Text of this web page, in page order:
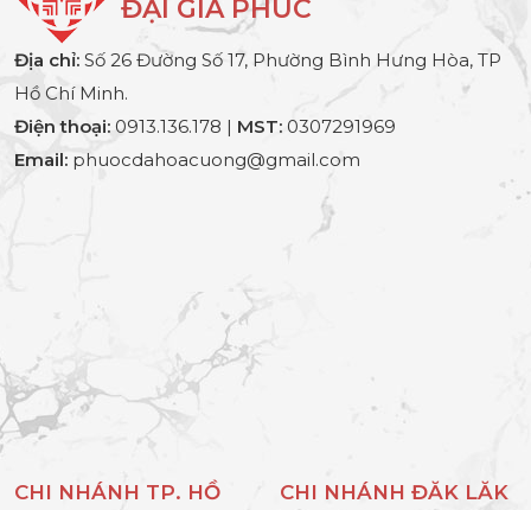
ĐẠI GIA PHÚC
Địa chỉ: Số 26 Đường Số 17, Phường Bình Hưng Hòa, TP
Hồ Chí Minh.
Điện thoại: 0913.136.178 | MST: 0307291969
Email: phuocdahoacuong@gmail.com
CHI NHÁNH TP. HỒ
CHI NHÁNH ĐĂK LĂK